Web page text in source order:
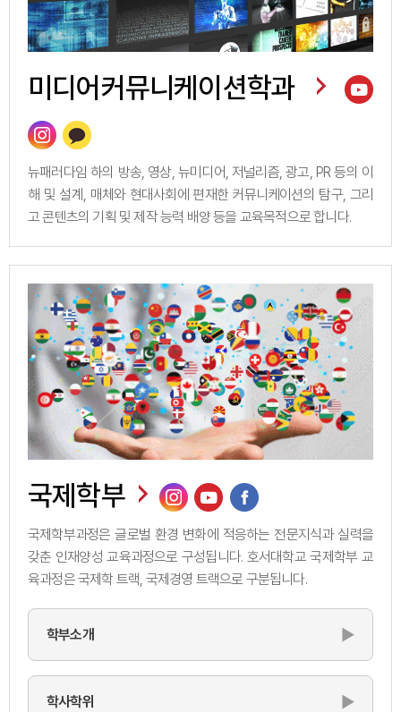
미디어커뮤니케이션학과
뉴패러다임 하의 방송, 영상, 뉴미디어, 저널리즘, 광고, PR 등의 이
해 및 설계, 매체와 현대사회에 편재한 커뮤니케이션의 탐구, 그리
고 콘텐츠의 기획 및 제작 능력 배양 등을 교육목적으로 합니다.
국제학부
국제학부과정은 글로벌 환경 변화에 적응하는 전문지식과 실력을
갖춘 인재양성 교육과정으로 구성됩니다. 호서대학교 국제학부 교
육과정은 국제학 트랙, 국제경영 트랙으로 구분됩니다.
학부소개 ▶
학사학위 ▶